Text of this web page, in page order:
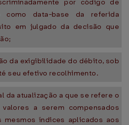
por código de
como data-base da referida
em julgado da decisão que
da exigibilidade do débito, sob
seu efetivo recolhimento.
da atualização a que se refere o
a serem compensados
mesmos índices aplicados aos